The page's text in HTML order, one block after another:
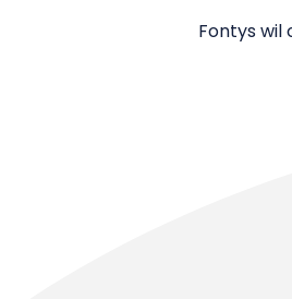
Fontys wil